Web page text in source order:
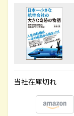
当社在庫切れ